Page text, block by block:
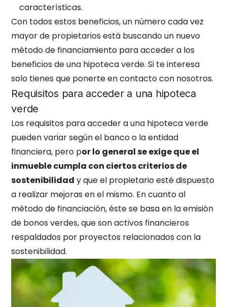
características.
Con todos estos beneficios, un número cada vez
mayor de propietarios está buscando un nuevo
método de financiamiento para acceder a los
beneficios de una hipoteca verde. Si te interesa
solo tienes que ponerte en contacto con nosotros.
Requisitos para acceder a una hipoteca
verde
Los requisitos para acceder a una hipoteca verde
pueden variar según el banco o la entidad
financiera, pero por lo general se exige que el
inmueble cumpla con ciertos criterios de
sostenibilidad y que el propietario esté dispuesto
a realizar mejoras en el mismo. En cuanto al
método de financiación, éste se basa en la emisión
de bonos verdes, que son activos financieros
respaldados por proyectos relacionados con la
sostenibilidad.